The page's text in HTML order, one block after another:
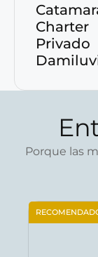
Charter
Privado
Porque las